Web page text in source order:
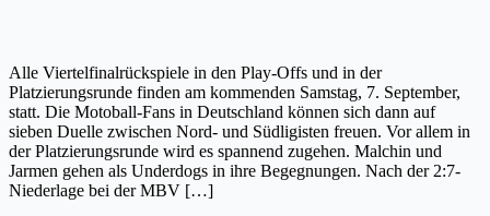
Alle Viertelfinalrückspiele in den Play-Offs und in der
Platzierungsrunde finden am kommenden Samstag, 7. September,
statt. Die Motoball-Fans in Deutschland können sich dann auf
sieben Duelle zwischen Nord- und Südligisten freuen. Vor allem in
der Platzierungsrunde wird es spannend zugehen. Malchin und
Jarmen gehen als Underdogs in ihre Begegnungen. Nach der 2:7-
Niederlage bei der MBV […]